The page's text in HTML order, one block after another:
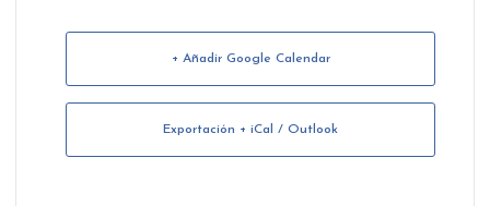
+ Añadir Google Calendar
Exportación + iCal / Outlook